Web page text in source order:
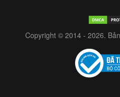
Copyright © 2014 - 2026.